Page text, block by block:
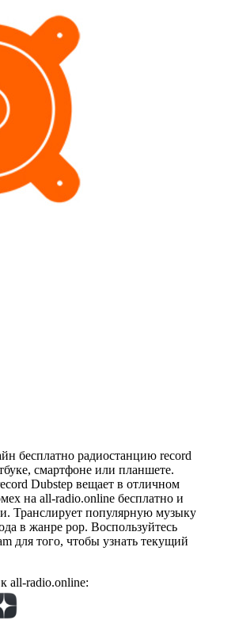
бесплатно радиостанцию record
смартфоне или планшете.
Dubstep вещает в отличном
на all-radio.online бесплатно и
Транслирует популярную музыку
в жанре pop. Воспользуйтесь
для того, чтобы узнать текущий
all-radio.online: